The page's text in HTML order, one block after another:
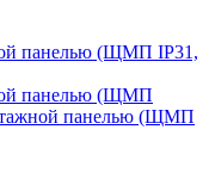
панелью (ЩМП IP31,
панелью (ЩМП
панелью (ЩМП